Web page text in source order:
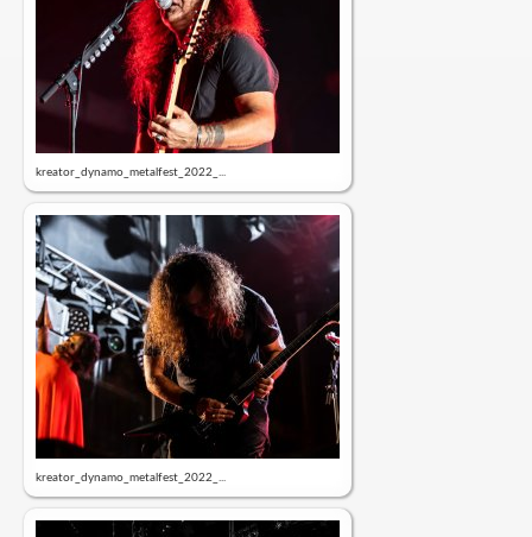
kreator_dynamo_metalfest_2022_...
kreator_dynamo_metalfest_2022_...